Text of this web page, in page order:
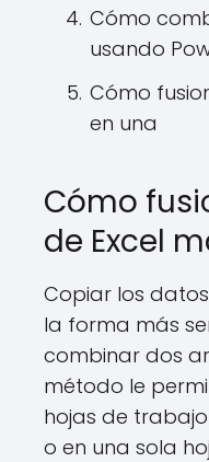
Cómo
usando
Cómo
en una
Cómo
de Excel
Copiar los
la forma más
combinar dos
método le
hojas de
o en una sola